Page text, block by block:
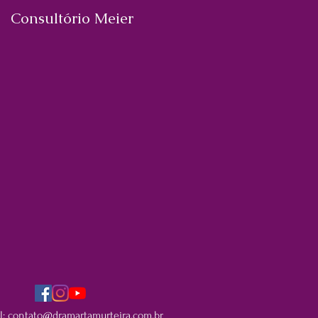
Consultório Meier
contato@dramartamurteira.com.br